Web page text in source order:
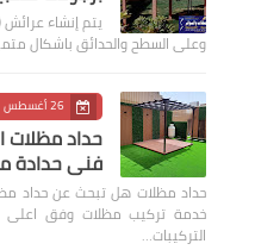
يتم إنشاء عرائش
وعلى السطح والحدائق باشكال
26 أغسطس 2021
حداد مظلات
فني حدادة
حداد مظلات هل تبحث عن حداد
خدمة تركيب مظلات وفق اعلى
التركيبات…